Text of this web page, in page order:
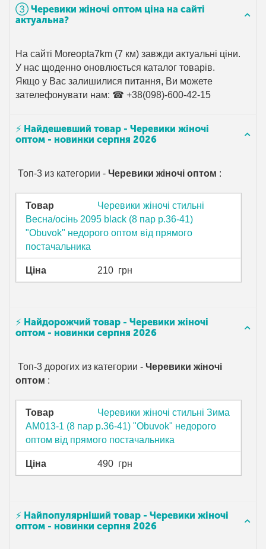
➂ Черевики жіночі оптом ціна на сайті
актуальна?
На сайті Moreopta7km (7 км) завжди актуальні ціни.
У нас щоденно оновлюється каталог товарів.
Якщо у Вас залишилися питання, Ви можете
зателефонувати нам: ☎ +38(098)-600-42-15
⚡ Найдешевший товар - Черевики жіночі
оптом - новинки серпня 2026
Топ-3 из категории -Черевики жіночі оптом :
Товар
Черевики жіночі стильні
Весна/осінь 2095 black (8 пар р.36-41)
"Obuvok" недорого оптом від прямого
постачальника
Ціна 210 грн
⚡ Найдорожчий товар - Черевики жіночі
оптом - новинки серпня 2026
Топ-3 дорогих из категории -Черевики жіночі
оптом :
Товар
Черевики жіночі стильні Зима
AM013-1 (8 пар р.36-41) "Obuvok" недорого
оптом від прямого постачальника
Ціна 490 грн
⚡ Найпопулярніший товар - Черевики жіночі
оптом - новинки серпня 2026